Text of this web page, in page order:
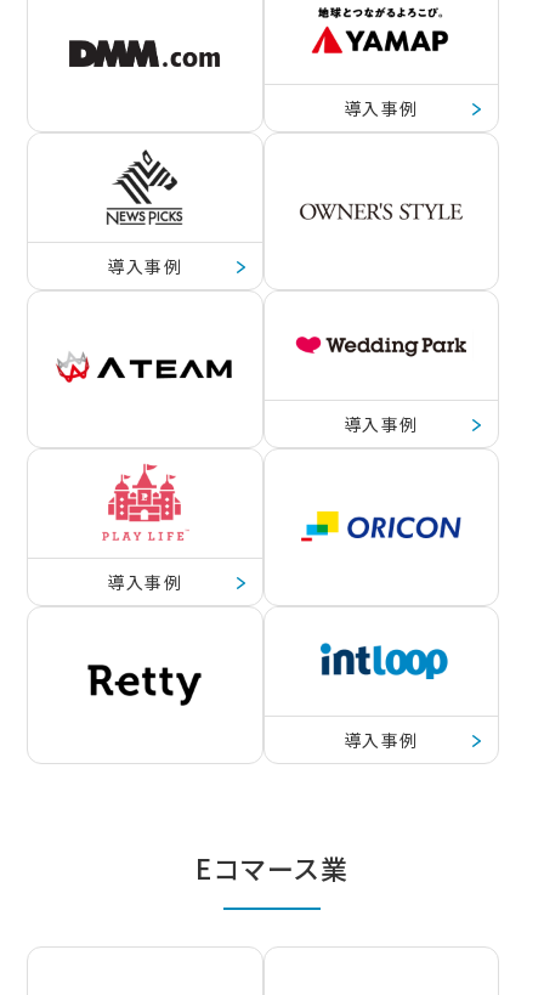
導入事例
導入事例
導入事例
導入事例
導入事例
Eコマース業